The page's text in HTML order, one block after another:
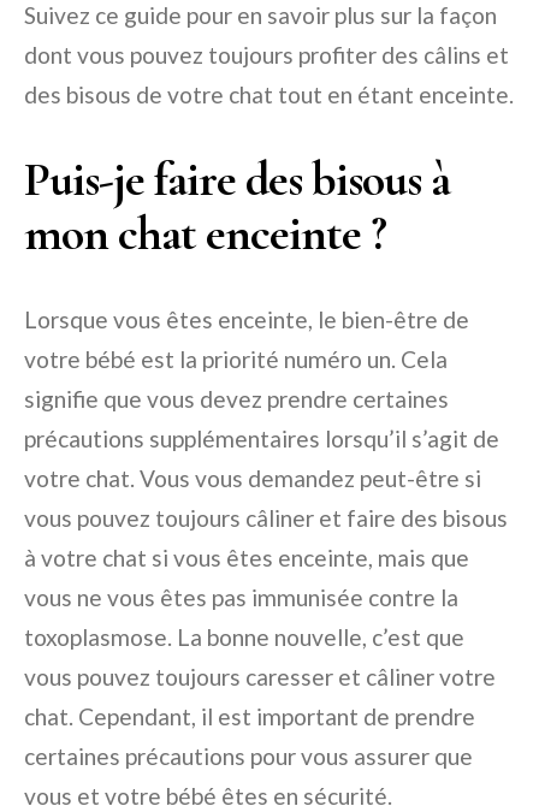
Suivez ce guide pour en savoir plus sur la façon
dont vous pouvez toujours profiter des câlins et
des bisous de votre chat tout en étant enceinte.
Puis-je faire des bisous à
mon chat enceinte ?
Lorsque vous êtes enceinte, le bien-être de
votre bébé est la priorité numéro un. Cela
signifie que vous devez prendre certaines
précautions supplémentaires lorsqu’il s’agit de
votre chat. Vous vous demandez peut-être si
vous pouvez toujours câliner et faire des bisous
à votre chat si vous êtes enceinte, mais que
vous ne vous êtes pas immunisée contre la
toxoplasmose. La bonne nouvelle, c’est que
vous pouvez toujours caresser et câliner votre
chat. Cependant, il est important de prendre
certaines précautions pour vous assurer que
vous et votre bébé êtes en sécurité.